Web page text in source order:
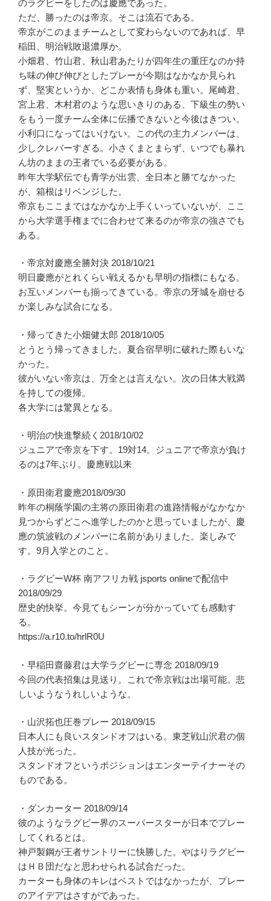
のラグビーをしたのは慶應であった。
ただ、勝ったのは帝京。そこは流石である。
帝京がこのままチームとして変わらないのであれば、早
稲田、明治戦敗退濃厚か。
小畑君、竹山君、秋山君あたりが四年生の重圧なのか持
ち味の伸び伸びとしたプレーが今期はなかなか見られ
ず、堅実というか、どこか表情も身体も重い。尾崎君、
宮上君、木村君のような思いきりのある、下級生の勢い
をもう一度チーム全体に伝播できないと今後はきつい。
小利口になってはいけない。この代の主力メンバーは、
少しクレバーすぎる。小さくまとまらず、いつでも暴れ
ん坊のままの王者でいる必要がある。
昨年大学駅伝でも青学が出雲、全日本と勝てなかった
が、箱根はリベンジした。
帝京もここまではなかなか上手くいっていないが、ここ
から大学選手権までに合わせて来るのが帝京の強さでも
ある。
・帝京対慶應全勝対決 2018/10/21
明日慶應がとれくらい戦えるかも早明の指標にもなる。
お互いメンバーも揃ってきている。帝京の牙城を崩せる
か楽しみな試合になる。
・帰ってきた小畑健太郎 2018/10/05
とうとう帰ってきました。夏合宿早明に破れた際もいな
かった。
彼がいない帝京は、万全とは言えない。次の日体大戦満
を持しての復帰。
各大学には驚異となる。
・明治の快進撃続く2018/10/02
ジュニアで帝京を下す。19対14。ジュニアで帝京が負け
るのは7年ぶり。慶應戦以来
・原田衛君慶應2018/09/30
昨年の桐蔭学園の主将の原田衛君の進路情報がなかなか
見つからずどこへ進学したのかと思っていましたが、慶
應の筑波戦のメンバーに名前がありました。楽しみで
す。9月入学とのこと。
・ラグビーW杯 南アフリカ戦 jsports onlineで配信中
2018/09/29
歴史的快挙。今見てもシーンが分かっていても感動す
る。
https://a.r10.to/hrlR0U
・早稲田齋藤君は大学ラグビーに専念 2018/09/19
今回の代表招集は見送り。これで帝京戦は出場可能。悲
しいようなうれしいような。
・山沢拓也圧巻プレー 2018/09/15
日本人にも良いスタンドオフはいる。東芝戦山沢君の個
人技が光った。
スタンドオフというポジションはエンターテイナーその
ものである。
・ダンカーター 2018/09/14
彼のようなラグビー界のスーパースターが日本でプレー
してくれるとは。
神戸製鋼が王者サントリーに快勝した。やはりラグビー
はＨＢ団だなと思わせられる試合だった。
カーターも身体のキレはベストではなかったが、プレー
のアイデアはさすがであった。